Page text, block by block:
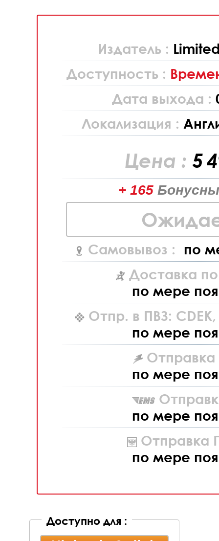
Издатель :
Доступность :
Дата выхода :
Локализация :
Цена : 5
+ 165
Самовывоз : по
Доставка
по мере
Отпр. в ПВЗ: CDEK,
по мере
Отправка
по мере
по мере
Отправка
по мере
Доступно для :